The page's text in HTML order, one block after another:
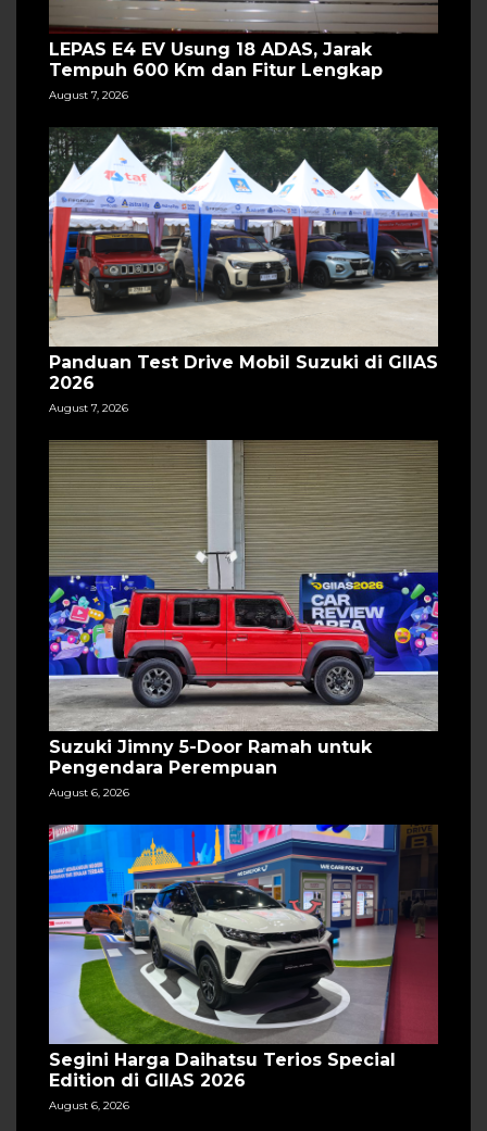
LEPAS E4 EV Usung 18 ADAS, Jarak
Tempuh 600 Km dan Fitur Lengkap
August 7, 2026
Panduan Test Drive Mobil Suzuki di GIIAS
2026
August 7, 2026
Suzuki Jimny 5-Door Ramah untuk
Pengendara Perempuan
August 6, 2026
Segini Harga Daihatsu Terios Special
Edition di GIIAS 2026
August 6, 2026